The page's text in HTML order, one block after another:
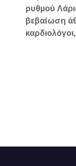
ρυθμού
βεβαίωση